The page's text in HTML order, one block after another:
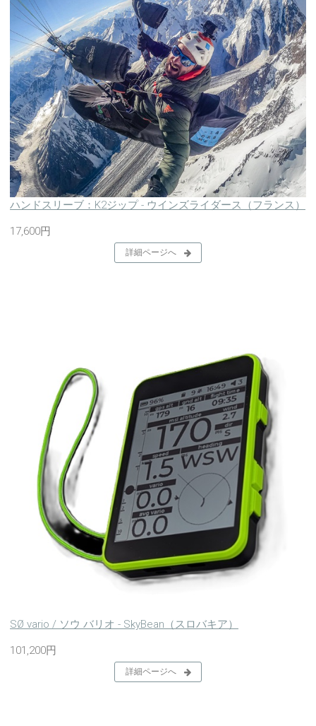
ハンドスリーブ：K2ジップ - ウインズライダース（フランス）
17,600円
詳細ページへ
SØ vario / ソウ バリオ - SkyBean（スロバキア）
101,200円
詳細ページへ